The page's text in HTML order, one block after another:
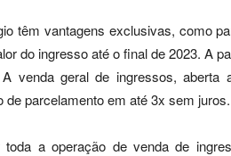
têm vantagens exclusivas, como
do ingresso até o final de 2023. A
venda geral de ingressos, aberta
parcelamento em até 3x sem juros.
a operação de venda de